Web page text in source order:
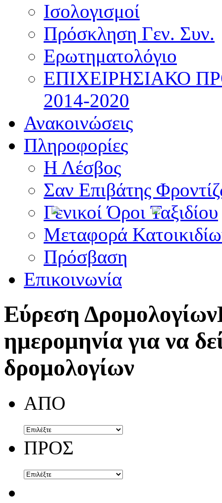
Ισολογισμοί
Πρόσκληση Γεν. Συν.
Ερωτηματολόγιο
ΕΠΙΧΕΙΡΗΣΙΑΚΟ
2014-2020
Ανακοινώσεις
Πληροφορίες
Η Λέσβος
Σαν Επιβάτης
Γενικοί Όροι Ταξιδίου
Μεταφορά
Πρόσβαση
Επικοινωνία
Εύρεση Δρομολογίων
ημερομηνία για να
δρομολογίων
ΑΠΟ
ΠΡΟΣ